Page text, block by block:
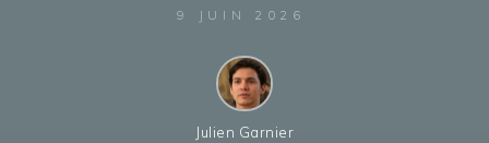
9 JUIN 2026
Julien Garnier